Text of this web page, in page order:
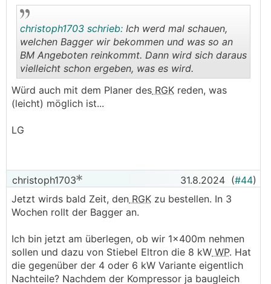
..
christoph1703 schrieb: Ich werd mal schauen,
welchen Bagger wir bekommen und was so an
BM Angeboten reinkommt. Dann wird sich daraus
vielleicht schon ergeben, was es wird.
Würd auch mit dem Planer des RGK reden, was
(leicht) möglich ist...
LG
christoph1703 31.8.2024 (#44)
Jetzt wirds bald Zeit, den RGK zu bestellen. In 3
Wochen rollt der Bagger an.
Ich bin jetzt am überlegen, ob wir 1x400m nehmen
sollen und dazu von Stiebel Eltron die 8 kW WP. Hat
die gegenüber der 4 oder 6 kW Variante eigentlich
Nachteile? Nachdem der Kompressor ja baugleich